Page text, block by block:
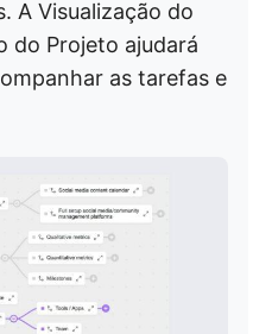
A Visualização do
do Projeto ajudará
as tarefas e